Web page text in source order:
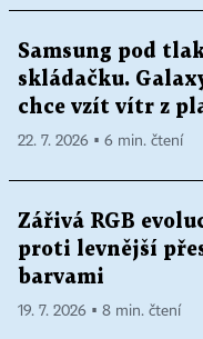
Samsung pod
skládačku.
chce vzít vítr z
22. 7. 2026 ▪ 6 min. čtení
Zářivá RGB
proti levnější
barvami
19. 7. 2026 ▪ 8 min. čtení